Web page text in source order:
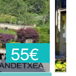
55€